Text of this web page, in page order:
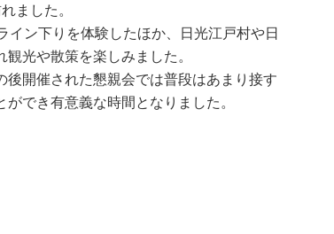
ました。
ン下りを体験したほか、日光江戸村や日
光や散策を楽しみました。
開催された懇親会では普段はあまり接す
でき有意義な時間となりました。